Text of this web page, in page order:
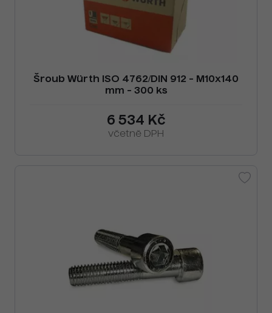
Šroub Würth ISO 4762/DIN 912 - M10x140
mm - 300 ks
6 534 Kč
včetně DPH